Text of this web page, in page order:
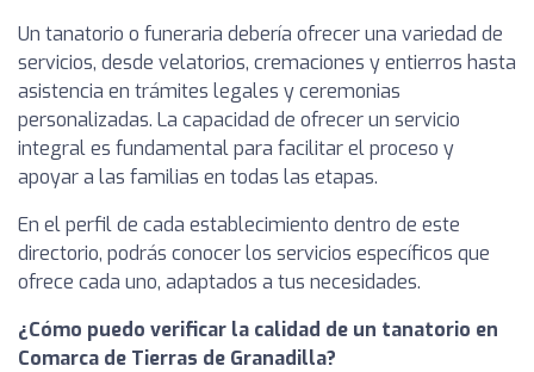
Un tanatorio o funeraria debería ofrecer una variedad de
servicios, desde velatorios, cremaciones y entierros hasta
asistencia en trámites legales y ceremonias
personalizadas. La capacidad de ofrecer un servicio
integral es fundamental para facilitar el proceso y
apoyar a las familias en todas las etapas.
En el perfil de cada establecimiento dentro de este
directorio, podrás conocer los servicios específicos que
ofrece cada uno, adaptados a tus necesidades.
¿Cómo puedo verificar la calidad de un tanatorio en
Comarca de Tierras de Granadilla?